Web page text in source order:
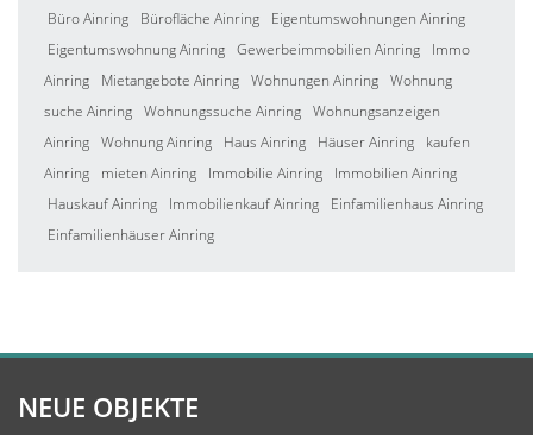
Büro Ainring Bürofläche Ainring
Eigentumswohnungen Ainring
Eigentumswohnung Ainring Gewerbeimmobilien Ainring
Immo
Ainring
Mietangebote Ainring Wohnungen Ainring Wohnung
suche Ainring Wohnungssuche Ainring Wohnungsanzeigen
Ainring Wohnung Ainring Haus Ainring Häuser Ainring
kaufen
Ainring
mieten Ainring Immobilie Ainring
Immobilien Ainring
Hauskauf Ainring
Immobilienkauf Ainring
Einfamilienhaus Ainring
Einfamilienhäuser Ainring
NEUE OBJEKTE